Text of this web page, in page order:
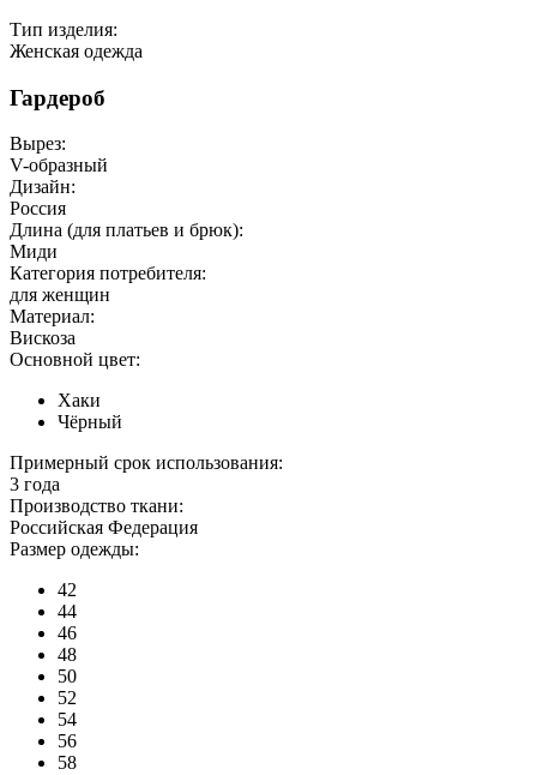
Тип изделия:
Женская одежда
Гардероб
Вырез:
V-образный
Дизайн:
Россия
Длина (для платьев и брюк):
Миди
Категория потребителя:
для женщин
Материал:
Вискоза
Основной цвет:
Хаки
Чёрный
Примерный срок использования:
3 года
Производство ткани:
Российская Федерация
Размер одежды:
42
44
46
48
50
52
54
56
58